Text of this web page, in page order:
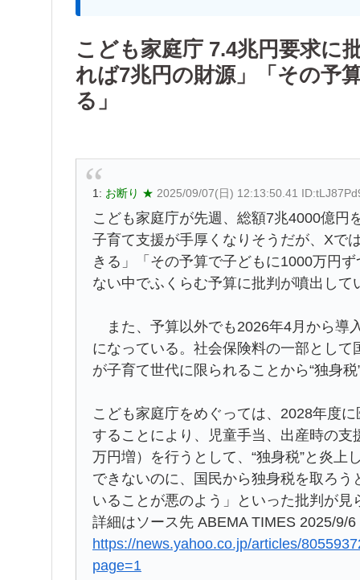
こども家庭庁 7.4兆円要求に
れば7兆円の財源」「その予
る」
1: お断り ★ 2025/09/07(日) 12:13:50.41
こども家庭庁が先週、総額7兆4000億円
子育て支援が手厚くなりそうだが、Xで
きる」「その予算で子どもに1000万円
ない中でふくらむ予算に批判が噴出して
また、予算以外でも2026年4月から導
になっている。社会保険料の一部とし
が子育て世代に限られることから“独身
こども家庭庁をめぐっては、2028年度
することにより、児童手当、出産時の
万円増）を行うとして、“独身税”と炎
できないのに、国民から独身税を取ろ
いることが悪のよう」といった批判が見
詳細はソース先 ABEMA TIMES 2025/9/6
https://news.yahoo.co.jp/articles/
page=1